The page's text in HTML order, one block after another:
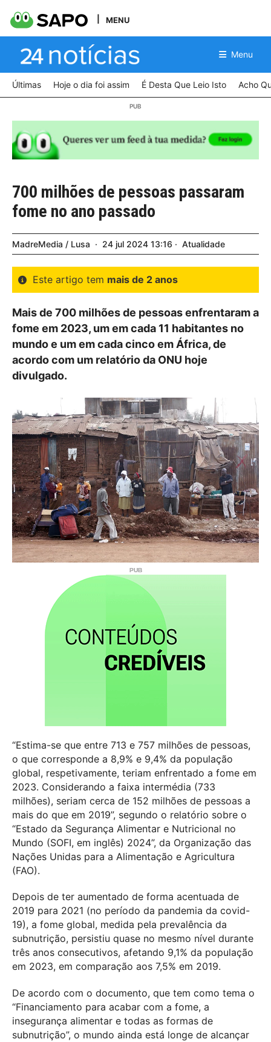
MENU
Menu
Últimas Hoje o dia foi assim É Desta Que Leio Isto Acho
700 milhões de pessoas passaram
fome no ano passado
MadreMedia / Lusa 24 jul 2024 13:16 Atualidade
Este artigo tem mais de 2 anos
Mais de 700 milhões de pessoas enfrentaram a
fome em 2023, um em cada 11 habitantes no
mundo e um em cada cinco em África, de
acordo com um relatório da ONU hoje
divulgado.
“Estima-se que entre 713 e 757 milhões de pessoas,
o que corresponde a 8,9% e 9,4% da população
global, respetivamente, teriam enfrentado a fome em
2023. Considerando a faixa intermédia (733
milhões), seriam cerca de 152 milhões de pessoas a
mais do que em 2019”, segundo o relatório sobre o
“Estado da Segurança Alimentar e Nutricional no
Mundo (SOFI, em inglês) 2024”, da Organização das
Nações Unidas para a Alimentação e Agricultura
(FAO).
Depois de ter aumentado de forma acentuada de
2019 para 2021 (no período da pandemia da covid-
19), a fome global, medida pela prevalência da
subnutrição, persistiu quase no mesmo nível durante
três anos consecutivos, afetando 9,1% da população
em 2023, em comparação aos 7,5% em 2019.
De acordo com o documento, que tem como tema o
“Financiamento para acabar com a fome, a
insegurança alimentar e todas as formas de
subnutrição”, o mundo ainda está longe de alcançar